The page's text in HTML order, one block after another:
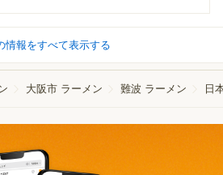
情報をすべて表示する
大阪市 ラーメン 難波 ラーメン 日